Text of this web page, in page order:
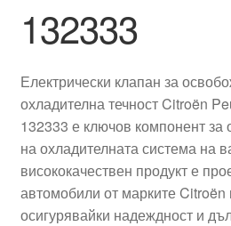
Жалби
Количка
Контакт
Моята сметка
132333
Електрически клапан за
охладителна течност Citroën
132333 е ключов компонент за
на охладителната система на
висококачествен продукт е
автомобили от марките Citroën
осигурявайки надеждност и